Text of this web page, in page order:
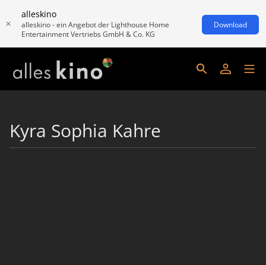
alleskino
alleskino - ein Angebot der Lighthouse Home
Entertainment Vertriebs GmbH & Co. KG
Download
Kyra Sophia Kahre